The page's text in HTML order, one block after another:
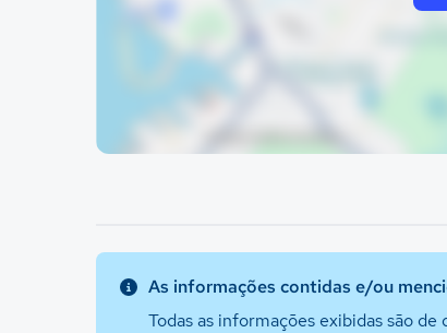
As informações contidas e/ou
Todas as informações exibidas são